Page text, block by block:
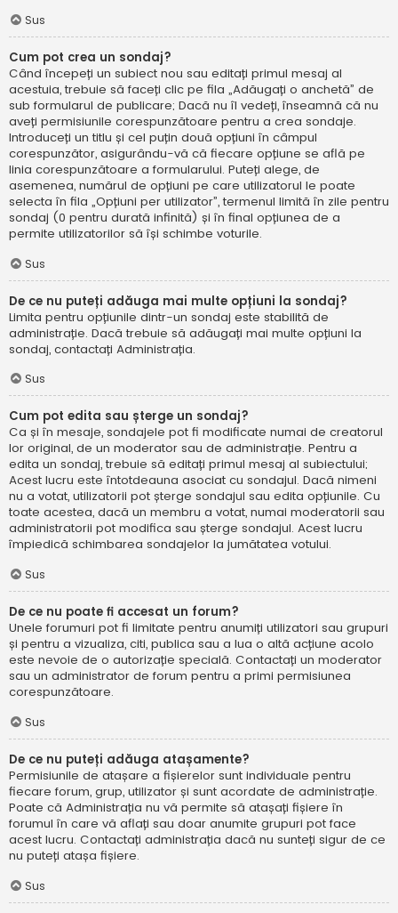
Sus
Cum pot crea un sondaj?
Când începeți un subiect nou sau editați primul mesaj al
acestuia, trebuie să faceți clic pe fila „Adăugați o anchetă” de
sub formularul de publicare; Dacă nu îl vedeți, înseamnă că nu
aveți permisiunile corespunzătoare pentru a crea sondaje.
Introduceți un titlu și cel puțin două opțiuni în câmpul
corespunzător, asigurându-vă că fiecare opțiune se află pe
linia corespunzătoare a formularului. Puteți alege, de
asemenea, numărul de opțiuni pe care utilizatorul le poate
selecta în fila „Opțiuni per utilizator”, termenul limită în zile pentru
sondaj (0 pentru durată infinită) și în final opțiunea de a
permite utilizatorilor să își schimbe voturile.
Sus
De ce nu puteți adăuga mai multe opțiuni la sondaj?
Limita pentru opțiunile dintr-un sondaj este stabilită de
administrație. Dacă trebuie să adăugați mai multe opțiuni la
sondaj, contactați Administrația.
Sus
Cum pot edita sau șterge un sondaj?
Ca și în mesaje, sondajele pot fi modificate numai de creatorul
lor original, de un moderator sau de administrație. Pentru a
edita un sondaj, trebuie să editați primul mesaj al subiectului;
Acest lucru este întotdeauna asociat cu sondajul. Dacă nimeni
nu a votat, utilizatorii pot șterge sondajul sau edita opțiunile. Cu
toate acestea, dacă un membru a votat, numai moderatorii sau
administratorii pot modifica sau șterge sondajul. Acest lucru
împiedică schimbarea sondajelor la jumătatea votului.
Sus
De ce nu poate fi accesat un forum?
Unele forumuri pot fi limitate pentru anumiți utilizatori sau grupuri
și pentru a vizualiza, citi, publica sau a lua o altă acțiune acolo
este nevoie de o autorizație specială. Contactați un moderator
sau un administrator de forum pentru a primi permisiunea
corespunzătoare.
Sus
De ce nu puteți adăuga atașamente?
Permisiunile de atașare a fișierelor sunt individuale pentru
fiecare forum, grup, utilizator și sunt acordate de administrație.
Poate că Administrația nu vă permite să atașați fișiere în
forumul în care vă aflați sau doar anumite grupuri pot face
acest lucru. Contactați administrația dacă nu sunteți sigur de ce
nu puteți atașa fișiere.
Sus